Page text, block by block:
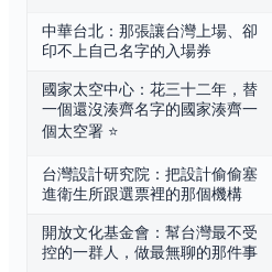
中華台北：那張讓台灣上場、卻
印不上自己名字的入場券
國家太空中心：花三十二年，替
一個還沒湊齊名字的國家湊齊一
個太空署⭐
台灣設計研究院：把設計偷偷塞
進衛生所跟選票裡的那個機構
開放文化基金會：幫台灣最不受
控的一群人，做最無聊的那件事